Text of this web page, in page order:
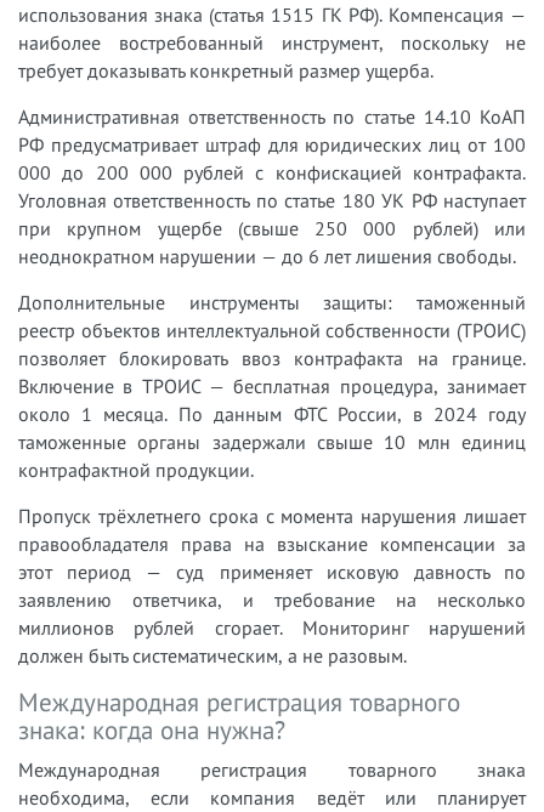
использования знака (статья 1515 ГК РФ). Компенсация —
наиболее востребованный инструмент, поскольку не
требует доказывать конкретный размер ущерба.
Административная ответственность по статье 14.10 КоАП
РФ предусматривает штраф для юридических лиц от 100
000 до 200 000 рублей с конфискацией контрафакта.
Уголовная ответственность по статье 180 УК РФ наступает
при крупном ущербе (свыше 250 000 рублей) или
неоднократном нарушении — до 6 лет лишения свободы.
Дополнительные инструменты защиты: таможенный
реестр объектов интеллектуальной собственности (ТРОИС)
позволяет блокировать ввоз контрафакта на границе.
Включение в ТРОИС — бесплатная процедура, занимает
около 1 месяца. По данным ФТС России, в 2024 году
таможенные органы задержали свыше 10 млн единиц
контрафактной продукции.
Пропуск трёхлетнего срока с момента нарушения лишает
правообладателя права на взыскание компенсации за
этот период — суд применяет исковую давность по
заявлению ответчика, и требование на несколько
миллионов рублей сгорает. Мониторинг нарушений
должен быть систематическим, а не разовым.
Международная регистрация товарного
знака: когда она нужна?
Международная регистрация товарного знака
необходима, если компания ведёт или планирует